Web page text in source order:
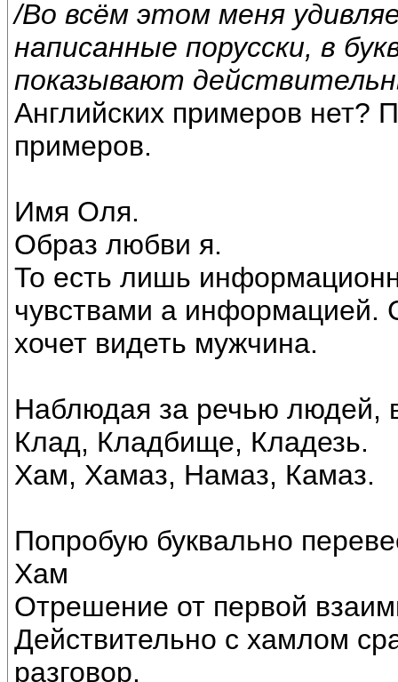
/Во всём этом меня
написанные порусски, в
показывают
Английских примеров нет?
примеров.
Имя Оля.
Образ любви я.
То есть лишь
чувствами а информацией.
хочет видеть мужчина.
Наблюдая за речью людей,
Клад, Кладбище, Кладезь.
Хам, Хамаз, Намаз, Камаз.
Попробую буквально
Хам
Отрешение от первой
Действительно с хамлом
разговор.